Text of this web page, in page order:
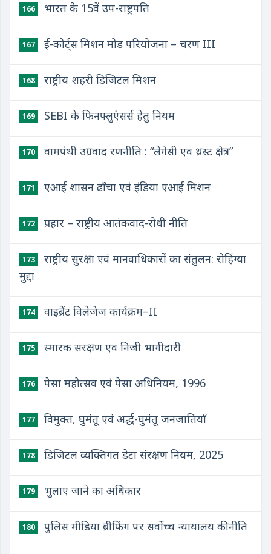
166 भारत के 15वें उप-राष्ट्रपति
167 ई-कोर्ट्स मिशन मोड परियोजना – चरण III
168 राष्ट्रीय शहरी डिजिटल मिशन
169 SEBI के फिनफ्लुएंसर्स हेतु नियम
170 वामपंथी उग्रवाद रणनीति : “लेगेसी एवं थ्रस्ट क्षेत्र”
171 एआई शासन ढाँचा एवं इंडिया एआई मिशन
172 प्रहार – राष्ट्रीय आतंकवाद-रोधी नीति
173
राष्ट्रीय सुरक्षा एवं मानवाधिकारों का संतुलन: रोहिंग्या
मुद्दा
174 वाइब्रेंट विलेजेज कार्यक्रम–II
175 स्मारक संरक्षण एवं निजी भागीदारी
176 पेसा महोत्सव एवं पेसा अधिनियम, 1996
177 विमुक्त, घुमंतू एवं अर्द्ध-घुमंतू जनजातियाँ
178 डिजिटल व्यक्तिगत डेटा संरक्षण नियम, 2025
179 भुलाए जाने का अधिकार
180 पुलिस मीडिया ब्रीफिंग पर सर्वोच्च न्यायालय की नीति